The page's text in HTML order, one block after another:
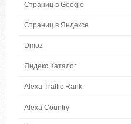
Страниц в Google
Страниц в Яндексе
Dmoz
Яндекс Каталог
Alexa Traffic Rank
Alexa Country